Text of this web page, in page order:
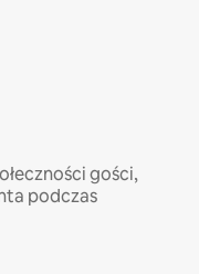
gości,
podczas